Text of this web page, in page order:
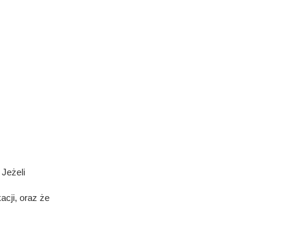
Jeżeli
oraz że